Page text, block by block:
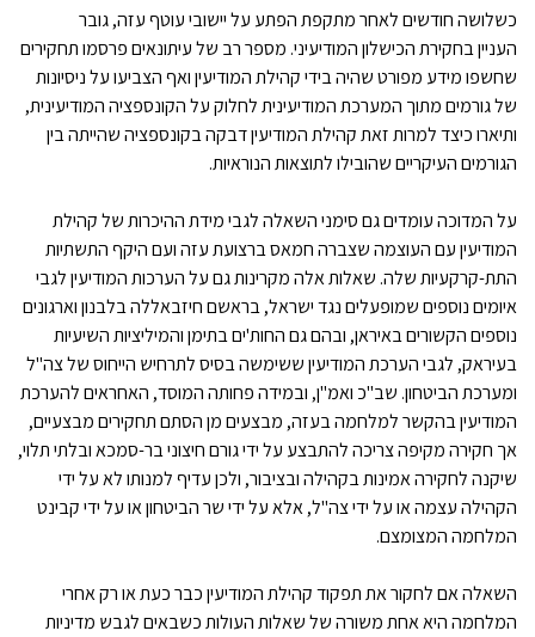
כשלושה חודשים לאחר מתקפת הפתע על יישובי עוטף עזה, גובר
העניין בחקירת הכישלון המודיעיני. מספר רב של עיתונאים פרסמו תחקירים
שחשפו מידע מפורט שהיה בידי קהילת המודיעין ואף הצביעו על ניסיונות
של גורמים מתוך המערכת המודיעינית לחלוק על הקונספציה המודיעינית,
ותיארו כיצד למרות זאת קהילת המודיעין דבקה בקונספציה שהייתה בין
הגורמים העיקריים שהובילו לתוצאות הנוראיות.
על המדוכה עומדים גם סימני השאלה לגבי מידת ההיכרות של קהילת
המודיעין עם העוצמה שצברה חמאס ברצועת עזה ועם היקף התשתיות
התת-קרקעיות שלה. שאלות אלה מקרינות גם על הערכות המודיעין לגבי
איומים נוספים שמופעלים נגד ישראל, בראשם חיזבאללה בלבנון וארגונים
נוספים הקשורים באיראן, ובהם גם החות'ים בתימן והמיליציות השיעיות
בעיראק, לגבי הערכת המודיעין ששימשה בסיס לתרחיש הייחוס של צה"ל
ומערכת הביטחון. שב"כ ואמ"ן, ובמידה פחותה המוסד, האחראים להערכת
המודיעין בהקשר למלחמה בעזה, מבצעים מן הסתם תחקירים מבצעיים,
אך חקירה מקיפה צריכה להתבצע על ידי גורם חיצוני בר-סמכא ובלתי תלוי,
שיקנה לחקירה אמינות בקהילה ובציבור, ולכן עדיף למנותו לא על ידי
הקהילה עצמה או על ידי צה"ל, אלא על ידי שר הביטחון או על ידי קבינט
המלחמה המצומצם.
השאלה אם לחקור את תפקוד קהילת המודיעין כבר כעת או רק אחרי
המלחמה היא אחת משורה של שאלות העולות כשבאים לגבש מדיניות